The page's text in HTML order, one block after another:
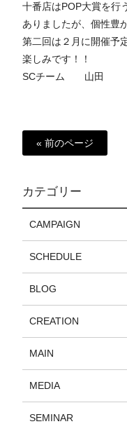
十番店はPOP大賞を行
ありましたが、個性豊
第二回は２月に開催予
楽しみです！！
SCチーム 山田
« 前のページ
カテゴリー
CAMPAIGN
SCHEDULE
BLOG
CREATION
MAIN
MEDIA
SEMINAR